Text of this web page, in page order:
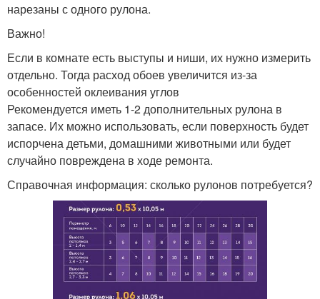
нарезаны с одного рулона.
Важно!
Если в комнате есть выступы и ниши, их нужно измерить
отдельно. Тогда расход обоев увеличится из-за
особенностей оклеивания углов
Рекомендуется иметь 1-2 дополнительных рулона в
запасе. Их можно использовать, если поверхность будет
испорчена детьми, домашними животными или будет
случайно повреждена в ходе ремонта.
Справочная информация: сколько рулонов потребуется?